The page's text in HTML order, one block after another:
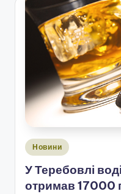
Опубліковано
Новини
У Теребовлі
отримав 17000